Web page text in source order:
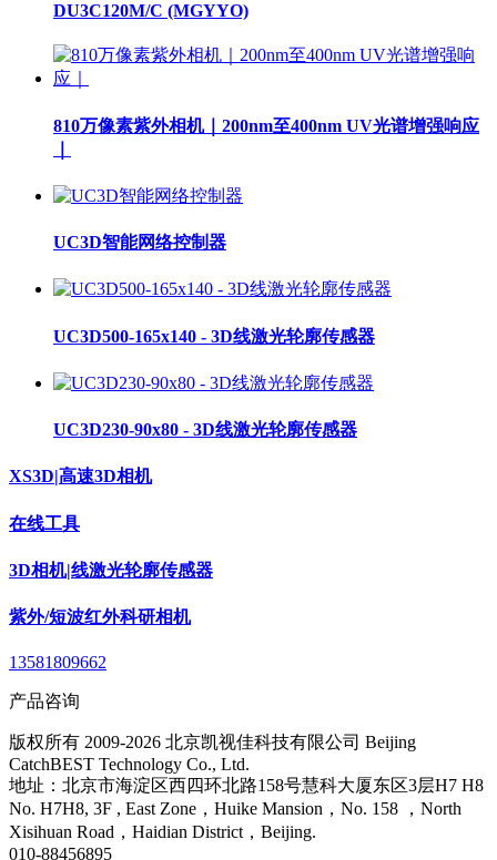
DU3C120M/C (MGYYO)
810万像素紫外相机｜200nm至400nm UV光谱增强响应
UC3D智能网络控制器
UC3D500-165x140 - 3D线激光轮廓传感器
UC3D230-90x80 - 3D线激光轮廓传感器
XS3D|高速3D相机
在线工具
3D相机|线激光轮廓传感器
紫外/短波红外科研相机
13581809662
产品咨询
版权所有 2009-2026 北京凯视佳科技有限公司 Beijing
CatchBEST Technology Co., Ltd.
地址：北京市海淀区西四环北路158号慧科大厦东区3层H7 H8
No. H7H8, 3F , East Zone，Huike Mansion，No. 158 ，North
Xisihuan Road，Haidian District，Beijing.
010-88456895